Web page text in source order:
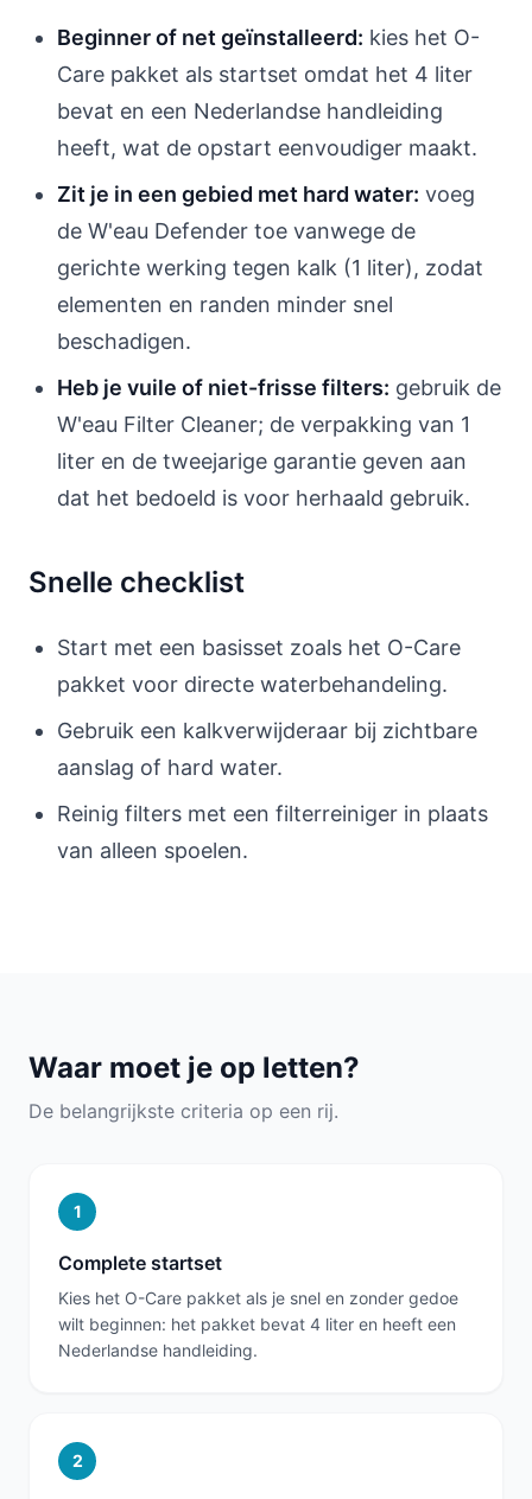
Beginner of net geïnstalleerd: kies het O-
Care pakket als startset omdat het 4 liter
bevat en een Nederlandse handleiding
heeft, wat de opstart eenvoudiger maakt.
Zit je in een gebied met hard water: voeg
de W'eau Defender toe vanwege de
gerichte werking tegen kalk (1 liter), zodat
elementen en randen minder snel
beschadigen.
Heb je vuile of niet-frisse filters: gebruik de
W'eau Filter Cleaner; de verpakking van 1
liter en de tweejarige garantie geven aan
dat het bedoeld is voor herhaald gebruik.
Snelle checklist
Start met een basisset zoals het O-Care
pakket voor directe waterbehandeling.
Gebruik een kalkverwijderaar bij zichtbare
aanslag of hard water.
Reinig filters met een filterreiniger in plaats
van alleen spoelen.
Waar moet je op letten?
De belangrijkste criteria op een rij.
1
Complete startset
Kies het O-Care pakket als je snel en zonder gedoe
wilt beginnen: het pakket bevat 4 liter en heeft een
Nederlandse handleiding.
2